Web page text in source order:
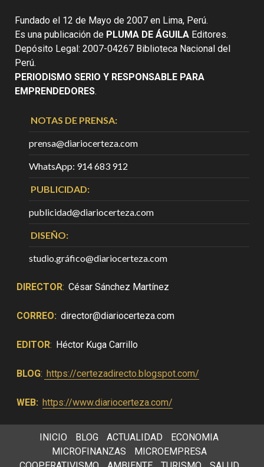
Fundado el 12 de Mayo de 2007 en Lima, Perú.
Es una publicación de PLUMA DE ÁGUILA Editores.
Depósito Legal: 2007-04267 Biblioteca Nacional del
Perú.
PERIODISMO SERIO Y RESPONSABLE PARA
EMPRENDEDORES.
NOTAS DE PRENSA:
prensa@diariocerteza.com
WhatsApp: 914 683 912
PUBLICIDAD:
publicidad@diariocerteza.com
DISEÑO:
studio.gráfico@diariocerteza.com
DIRECTOR: César Sánchez Martínez
CORREO: director@diariocerteza.com
EDITOR: Héctor Kuga Carrillo
BLOG: https://certezadirecto.blogspot.com/
WEB: https://www.diariocerteza.com/
INICIO BLOG ACTUALIDAD
ECONOMIA
MICROFINANZAS
MICROEMPRESA